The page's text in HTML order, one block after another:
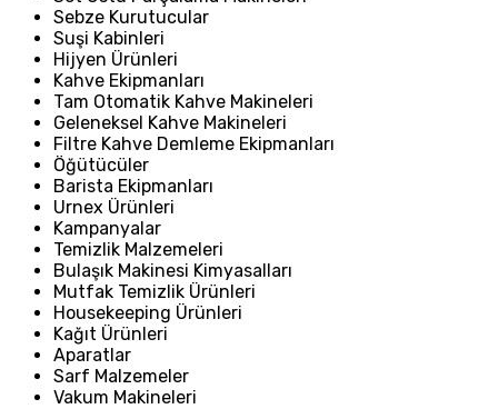
Sebze Kurutucular
Suşi Kabinleri
Hijyen Ürünleri
Kahve Ekipmanları
Tam Otomatik Kahve Makineleri
Geleneksel Kahve Makineleri
Filtre Kahve Demleme Ekipmanları
Öğütücüler
Barista Ekipmanları
Urnex Ürünleri
Kampanyalar
Temizlik Malzemeleri
Bulaşık Makinesi Kimyasalları
Mutfak Temizlik Ürünleri
Housekeeping Ürünleri
Kağıt Ürünleri
Aparatlar
Sarf Malzemeler
Vakum Makineleri